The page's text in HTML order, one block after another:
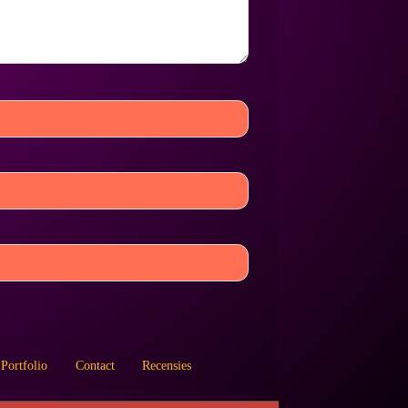
Portfolio Contact Recensies